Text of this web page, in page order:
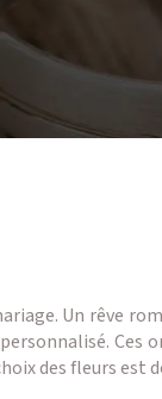
Un rêve
Ces
des fleurs